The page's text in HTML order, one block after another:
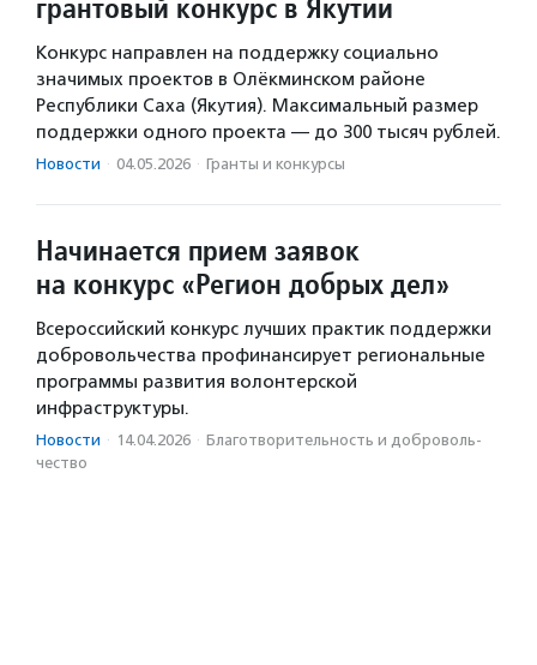
Конкурс направлен на поддержку социально
значимых проектов в Олёкминском районе
Республики Саха (Якутия). Максимальный размер
поддержки одного проекта — до 300 тысяч рублей.
Новости · 04.05.2026 · Гранты и конкурсы
Начинается прием заявок
на конкурс «Регион добрых дел»
Всероссийский конкурс лучших практик поддержки
добровольчества профинансирует региональные
программы развития волонтерской
инфраструктуры.
Новости · 14.04.2026 · Благотвори­тель­ность и доброволь­
чест­во